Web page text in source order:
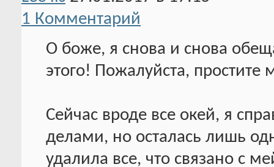
1 Комментарий
О боже, я снова и снова
этого! Пожалуйста, простите
Сейчас вроде все окей, я
делами, но осталась лишь
удалила все, что связано с